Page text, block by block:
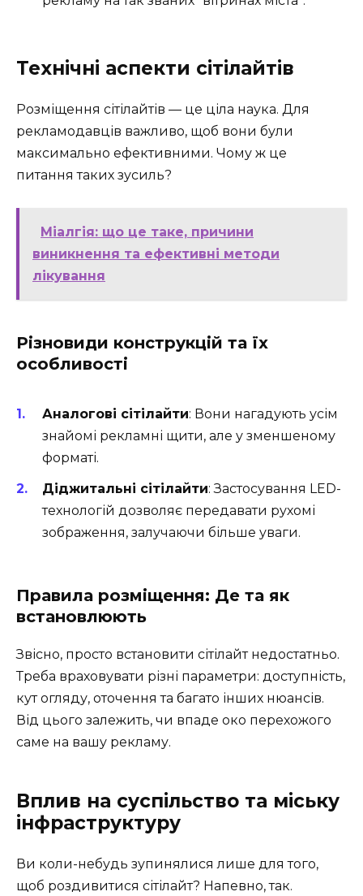
Технічні аспекти сітілайтів
Розміщення сітілайтів — це ціла наука. Для
рекламодавців важливо, щоб вони були
максимально ефективними. Чому ж це
питання таких зусиль?
Міалгія: що це таке, причини
виникнення та ефективні методи
лікування
Різновиди конструкцій та їх
особливості
Аналогові сітілайти: Вони нагадують усім
знайомі рекламні щити, але у зменшеному
форматі.
Діджитальні сітілайти: Застосування LED-
технологій дозволяє передавати рухомі
зображення, залучаючи більше уваги.
Правила розміщення: Де та як
встановлюють
Звісно, просто встановити сітілайт недостатньо.
Треба враховувати різні параметри: доступність,
кут огляду, оточення та багато інших нюансів.
Від цього залежить, чи впаде око перехожого
саме на вашу рекламу.
Вплив на суспільство та міську
інфраструктуру
Ви коли-небудь зупинялися лише для того,
щоб роздивитися сітілайт? Напевно, так.